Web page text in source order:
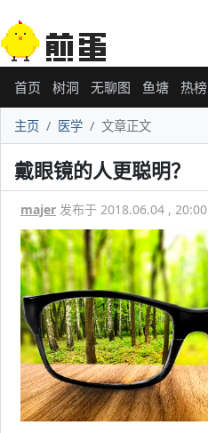
首页 树洞 无聊图 鱼塘 热榜
主页 医学 文章正文
戴眼镜的人更聪明？
majer 发布于 2018.06.04 , 20:00